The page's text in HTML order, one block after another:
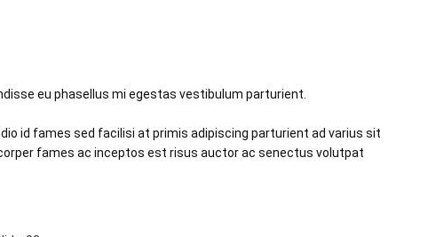
eu phasellus mi egestas vestibulum parturient.
id fames sed facilisi at primis adipiscing parturient ad varius sit
fames ac inceptos est risus auctor ac senectus volutpat